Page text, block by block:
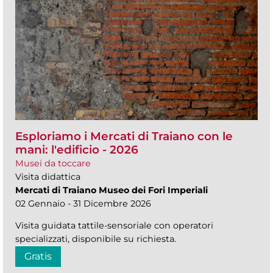
Esploriamo i Mercati di Traiano con le
mani: l'edificio - 2026
Musei da toccare
Visita didattica
Mercati di Traiano Museo dei Fori Imperiali
02 Gennaio - 31 Dicembre 2026
Visita guidata tattile-sensoriale con operatori
specializzati, disponibile su richiesta.
Gratis